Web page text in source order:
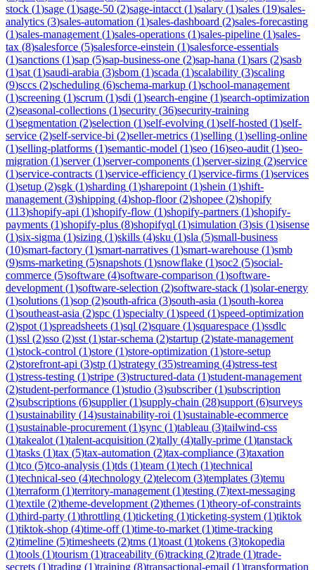
stock (1)sage (1)sage-50 (2)sage-intacct (1)salary (1)sales (19)sales-
analytics (3)sales-automation (1)sales-dashboard (2)sales-forecasting
(1)sales-management (1)sales-operations (1)sales-pipeline (1)sales-
tax (8)salesforce (5)salesforce-einstein (1)salesforce-essentials
(1)sanctions (1)sap (5)sap-business-one (2)sap-hana (1)sars (2)sasb
(1)sat (1)saudi-arabia (3)sbom (1)scada (1)scalability (3)scaling
(9)sccs (2)scheduling (6)schema-markup (1)school-management
(1)screening (1)scrum (1)sdi (1)search-engine (1)search-optimization
(2)seasonal-collections (1)security (36)security-training
(1)segmentation (2)selection (1)self-evolving (1)self-hosted (1)self-
service (2)self-service-bi (2)seller-metrics (1)selling (1)selling-online
(1)selling-platforms (1)semantic-model (1)seo (16)seo-audit (1)seo-
migration (1)server(1)server-components (1)server-sizing (2)service
(1)service-contracts (1)service-efficiency (1)service-firms (1)services
(1)setup (2)sgk (1)sharding (1)sharepoint (1)shein (1)shift-
management (3)shipping (4)shop-floor(2)shopee (2)shopify
(113)shopify-api (1)shopify-flow (1)shopify-partners (1)shopify-
payments (1)shopify-plus (8)shopifyql (1)simulation (3)sis (1)sisense
(1)six-sigma (1)sizing (1)skills (4)sku (1)sla (5)small-business
(10)smart-factory (1)smart-narratives (1)smart-warehouse (1)smb
(9)sms-marketing (5)snapshots (1)snowflake (1)soc2 (5)social-
commerce (5)software (4)software-comparison (1)software-
development (1)software-selection (2)software-stack (1)solar-energy
(1)solutions (1)sop (2)south-africa (3)south-asia (1)south-korea
(1)southeast-asia (2)spc (1)specialty (1)speed (1)speed-optimization
(2)spot (1)spreadsheets (1)sql (2)square (1)squarespace (1)ssdlc
(1)ssl (2)sso (2)sst (1)star-schema (2)startup (2)state-management
(1)stock-control (1)store (1)store-optimization (1)store-setup
(2)storefront-api (3)stp (1)strategy (35)streaming (4)stress-test
(1)stress-testing (1)stripe (3)structured-data (1)student-management
(2)student-performance (1)studio (3)subscriber(1)subscription
(2)subscriptions (6)supplier(1)supply-chain (28)support (6)surveys
(1)sustainability (14)sustainability-roi (1)sustainable-ecommerce
(1)sustainable-procurement (1)sync (1)tableau (3)tailwind-css
(1)takealot (1)talent-acquisition (2)tally (4)tally-prime (1)tanstack
(1)tasks (1)tax (5)tax-automation (2)tax-compliance (3)taxation
(1)tco (5)tco-analysis (1)tds (1)team (1)tech (1)technical
(1)technical-seo (4)technology (2)telecom (3)templates (3)temu
(1)terraform (1)territory-management (1)testing (7)text-messaging
(1)textile (2)theme-development (2)themes (1)theory-of-constraints
(1)third-party (1)throttling (1)ticketing (1)ticketing-system (1)tiktok
(1)tiktok-shop (4)time-off(1)time-to-market (1)time-tracking
(2)timeline (5)timesheets (2)tms (1)toast (1)tokens (3)tokopedia
(1)tools (1)tourism (1)traceability (6)tracking (2)trade (1)trade-
secrets (1)trading (1)training (8)transactional-email (1)transformation